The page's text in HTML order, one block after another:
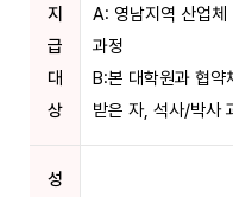
지
급
대
상
A: 영남지역 산업
과정
B:본 대학원과 협
받은 자, 석사/박사
성